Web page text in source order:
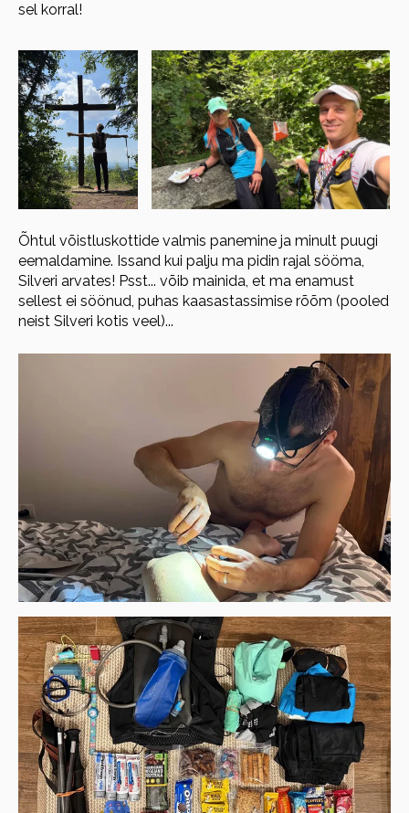
sel korral!
Õhtul võistluskottide valmis panemine ja minult puugi
eemaldamine. Issand kui palju ma pidin rajal sööma,
Silveri arvates! Psst... võib mainida, et ma enamust
sellest ei söönud, puhas kaasastassimise rõõm (pooled
neist Silveri kotis veel)...